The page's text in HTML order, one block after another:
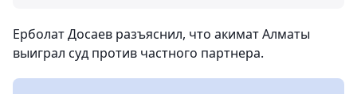
Ерболат Досаев разъяснил, что акимат Алматы
выиграл суд против частного партнера.